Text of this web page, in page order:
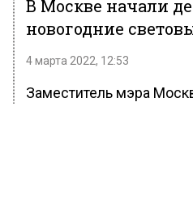
В Москве начали
новогодние
4 марта 2022, 12:53
Заместитель мэра